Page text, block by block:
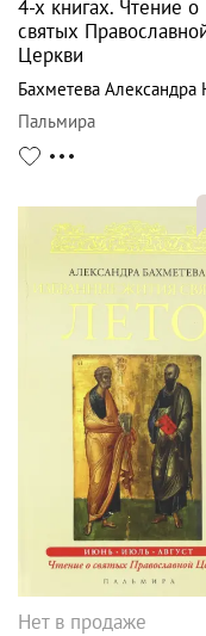
4-х книгах. Чтение о
святых
Церкви
Бахметева Александра
Пальмира
Нет в продаже